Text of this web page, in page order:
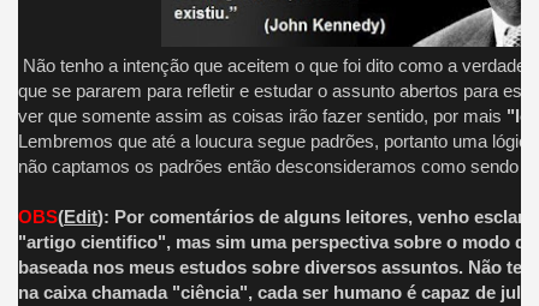
Não tenho a intenção que aceitem o que foi dito como a verdade
que se pararem para refletir e estudar o assunto abertos para
ver que somente assim as coisas irão fazer sentido, por mais
Lembremos que até a loucura segue padrões, portanto uma
não captamos os padrões então desconsideramos como sendo
OBS(Edit): Por comentários de alguns leitores, venho
"artigo cientifico", mas sim uma perspectiva sobre o modo
baseada nos meus estudos sobre diversos assuntos. Não
na caixa chamada "ciência", cada ser humano é capaz de